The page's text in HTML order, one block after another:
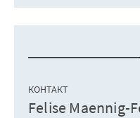
КОНТАКТ
Felise Maennig-